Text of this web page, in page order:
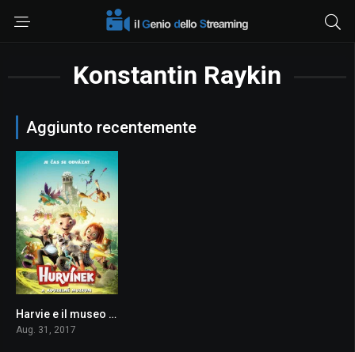
Konstantin Raykin
Aggiunto recentemente
4.1Harvie e il museo magico
Aug. 31, 2017